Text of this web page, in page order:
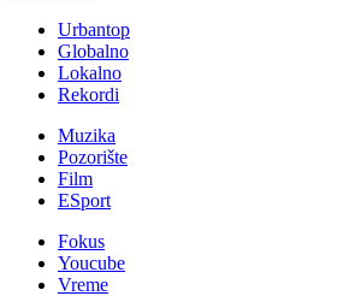
Urbantop
Globalno
Lokalno
Rekordi
Muzika
Pozorište
Film
ESport
Fokus
Youcube
Vreme